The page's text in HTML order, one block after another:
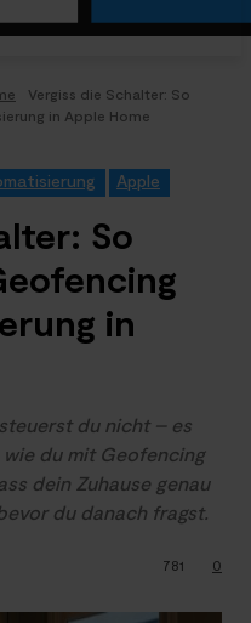
Vergiss die Schalter: So
in Apple Home
Apple
So
in
du nicht – es
du mit Geofencing
dein Zuhause genau
du danach fragst.
0
781